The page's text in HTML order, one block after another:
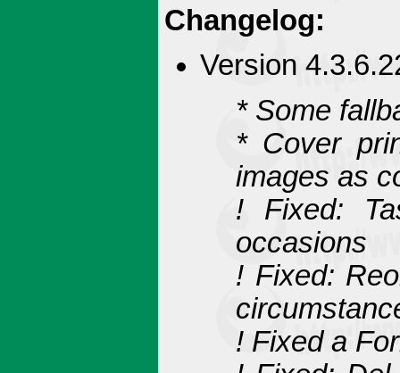
Changelog:
Version
* Some
* Cover
images as
! Fixed:
occasions
! Fixed:
! Fixed a